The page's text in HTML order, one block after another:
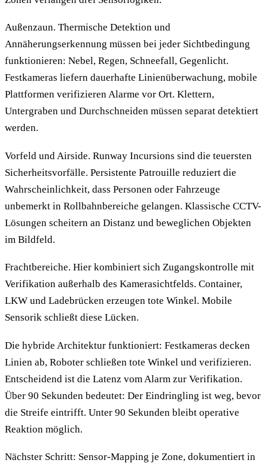
Außenzaun. Thermische Detektion und
Annäherungserkennung müssen bei jeder Sichtbedingung
funktionieren: Nebel, Regen, Schneefall, Gegenlicht.
Festkameras liefern dauerhafte Linienüberwachung, mobile
Plattformen verifizieren Alarme vor Ort. Klettern,
Untergraben und Durchschneiden müssen separat detektiert
werden.
Vorfeld und Airside. Runway Incursions sind die teuersten
Sicherheitsvorfälle. Persistente Patrouille reduziert die
Wahrscheinlichkeit, dass Personen oder Fahrzeuge
unbemerkt in Rollbahnbereiche gelangen. Klassische CCTV-
Lösungen scheitern an Distanz und beweglichen Objekten
im Bildfeld.
Frachtbereiche. Hier kombiniert sich Zugangskontrolle mit
Verifikation außerhalb des Kamerasichtfelds. Container,
LKW und Ladebrücken erzeugen tote Winkel. Mobile
Sensorik schließt diese Lücken.
Die hybride Architektur funktioniert: Festkameras decken
Linien ab, Roboter schließen tote Winkel und verifizieren.
Entscheidend ist die Latenz vom Alarm zur Verifikation.
Über 90 Sekunden bedeutet: Der Eindringling ist weg, bevor
die Streife eintrifft. Unter 90 Sekunden bleibt operative
Reaktion möglich.
Nächster Schritt: Sensor-Mapping je Zone, dokumentiert in